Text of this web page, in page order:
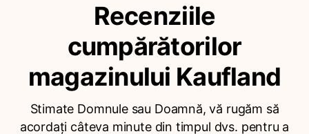
Recenziile
cumpărătorilor
magazinului Kaufland
Stimate Domnule sau Doamnă, vă rugăm să
acordați câteva minute din timpul dvs. pentru a